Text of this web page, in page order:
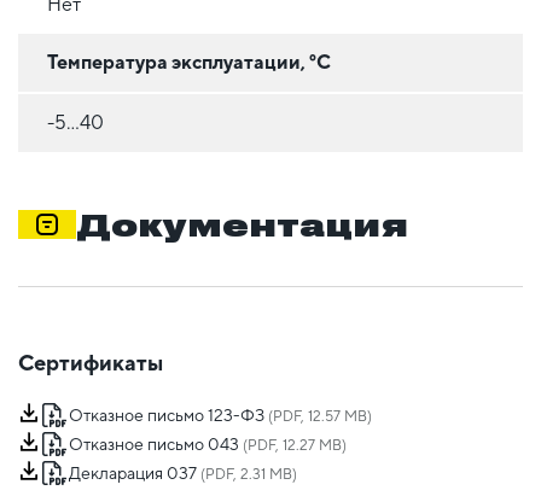
Температура эксплуатации, °C
-5…40
Документация
Сертификаты
Отказное письмо 123-ФЗ (PDF, 12.57 MB)
Отказное письмо 043 (PDF, 12.27 MB)
Декларация 037 (PDF, 2.31 MB)